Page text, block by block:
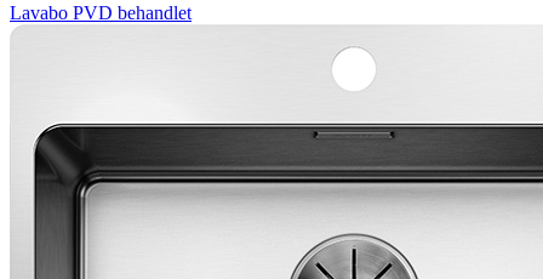
Lavabo PVD behandlet